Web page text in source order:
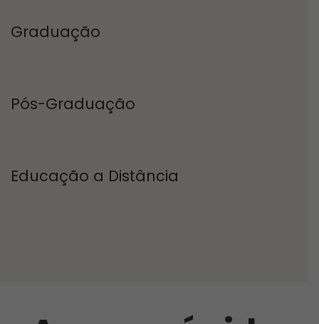
Graduação
Pós-Graduação
Educação a Distância